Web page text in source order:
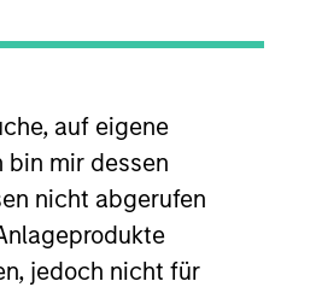
auf eigene
bin mir dessen
nicht abgerufen
jedoch nicht für
a